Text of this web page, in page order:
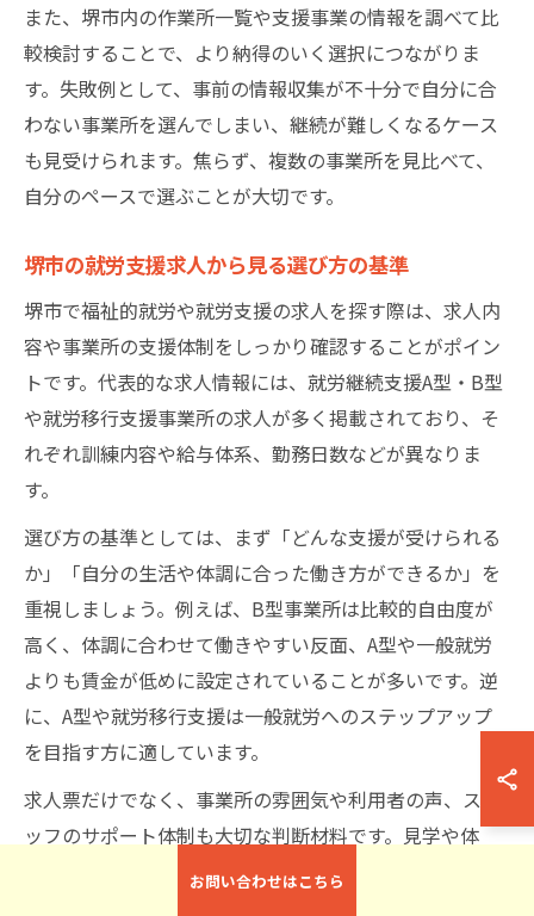
また、堺市内の作業所一覧や支援事業の情報を調べて比
較検討することで、より納得のいく選択につながりま
す。失敗例として、事前の情報収集が不十分で自分に合
わない事業所を選んでしまい、継続が難しくなるケース
も見受けられます。焦らず、複数の事業所を見比べて、
自分のペースで選ぶことが大切です。
堺市の就労支援求人から見る選び方の基準
堺市で福祉的就労や就労支援の求人を探す際は、求人内
容や事業所の支援体制をしっかり確認することがポイン
トです。代表的な求人情報には、就労継続支援A型・B型
や就労移行支援事業所の求人が多く掲載されており、そ
れぞれ訓練内容や給与体系、勤務日数などが異なりま
す。
選び方の基準としては、まず「どんな支援が受けられる
か」「自分の生活や体調に合った働き方ができるか」を
重視しましょう。例えば、B型事業所は比較的自由度が
高く、体調に合わせて働きやすい反面、A型や一般就労
よりも賃金が低めに設定されていることが多いです。逆
に、A型や就労移行支援は一般就労へのステップアップ
を目指す方に適しています。
求人票だけでなく、事業所の雰囲気や利用者の声、スタ
ッフのサポート体制も大切な判断材料です。見学や体
験、事前相談を通じて、求人内容だけでなく実際の職場
お問い合わせはこちら